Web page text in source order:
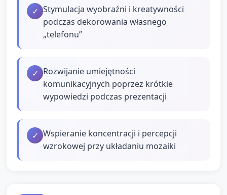
✓ Stymulacja wyobraźni i kreatywności
podczas dekorowania własnego
„telefonu”
✓ Rozwijanie umiejętności
komunikacyjnych poprzez krótkie
wypowiedzi podczas prezentacji
✓ Wspieranie koncentracji i percepcji
wzrokowej przy układaniu mozaiki